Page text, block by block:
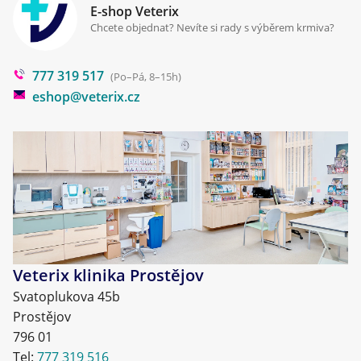
Cookies a podmínky používání
Klinika Prostějov
Poradna
Blog
E-shop Veterix
Chcete objednat? Nevíte si rady s výběrem krmiva?
777 319 517 (Po–Pá, 8–15h)
eshop@veterix.cz
Veterix klinika Prostějov
Svatoplukova 45b
Prostějov
796 01
Tel: 777 319 516